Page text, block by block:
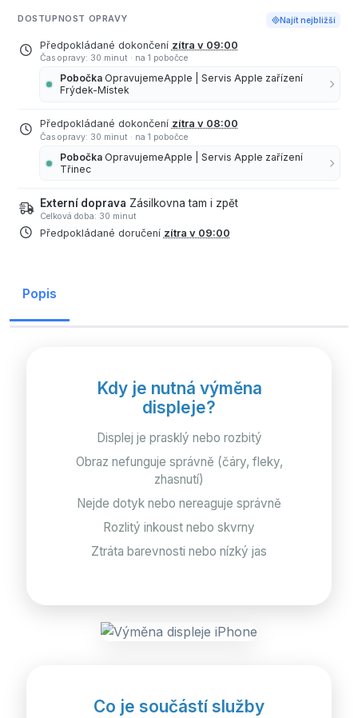
DOSTUPNOST OPRAVY Najít nejbližší
Předpokládané dokončení zítra v 09:00
Čas opravy: 30 minut · na 1 pobočce
Pobočka OpravujemeApple | Servis Apple zařízení
Frýdek-Místek
Předpokládané dokončení zítra v 08:00
Čas opravy: 30 minut · na 1 pobočce
Pobočka OpravujemeApple | Servis Apple zařízení
Třinec
Externí doprava Zásilkovna tam i zpět
Celková doba: 30 minut
Předpokládané doručení zítra v 09:00
Popis
Kdy je nutná výměna
displeje?
Displej je prasklý nebo rozbitý
Obraz nefunguje správně (čáry, fleky,
zhasnutí)
Nejde dotyk nebo nereaguje správně
Rozlitý inkoust nebo skvrny
Ztráta barevnosti nebo nízký jas
Co je součástí služby